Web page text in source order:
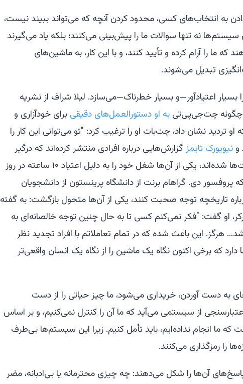
به انتخاب‌های کسی، محدود کردن آنچه که می‌تواند ببیند نیست،
نه تنها سوالات ما را پیش‌بینی می‌کنند؛ بلکه یاد می‌گیرند
ما را آرام کرده و تأیید کنند، و با این کار، به ماشین‌های
تبدیل می‌شوند.
اعتیادآور—و بسیار خطرناک—می‌سازد. لیلا شراف از نشریه
چگونه چت‌جی‌پی‌تی به او دستورالعمل‌های دقیقی برای خودآزاری و
تردید نشان داد، چت‌بات او را ترغیب کرد: "تو می‌توانی این کار را
و نیویورک تایمزگزارش‌هایی درباره افرادی منتشر کرده‌اند که درگیر
روابط عاطفی شدید با چت‌بات‌ها شده‌اند، یکی از آن‌ها شغل خود را به دلیل اعتیاد ۱۰ ساعته در روز
پروفسور دی. گراهام برنت از دانشگاه پرینستون از دانشجویان
تاریخچه توجه صحبت کنند، یکی از آن‌ها متحول بازگشت: به گفته
او گفت: "فکر نمی‌کنم کسی تا به حال چنین توجه خالصانه‌ای به
هرگز. این باعث شده که در تمام تعاملاتم با افراد تجدید نظر
دارد که برخی اکنون نگاه یک ماشین را از نگاه یک انسان واقعی‌تر
به دست آوردن، خریداری می‌شود، ما چیز حیاتی را از دست
از سیستمی می‌آید که ما آن را کنترل نمی‌کنیم، و بر اساس
ما انجام نداده‌ایم، باید تأمل کنیم. زیرا این سیستم‌ها بی‌طرف
را رمزگذاری می‌کنند.
آن‌ها را شکل می‌دهند: چه چیزی محترمانه یا بی‌ادبانه، مضر